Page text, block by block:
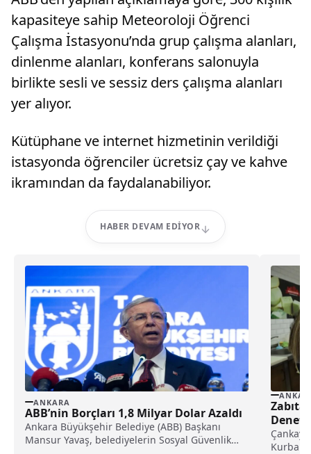
kapasiteye sahip Meteoroloji Öğrenci
Çalışma İstasyonu’nda grup çalışma alanları,
dinlenme alanları, konferans salonuyla
birlikte sesli ve sessiz ders çalışma alanları
yer alıyor.
Kütüphane ve internet hizmetinin verildiği
istasyonda öğrenciler ücretsiz çay ve kahve
ikramından da faydalanabiliyor.
HABER DEVAM EDIYOR
ANKARA
ABB’nin Borçları 1,8 Milyar Dolar Azaldı
Ankara Büyükşehir Belediye (ABB) Başkanı
Mansur Yavaş, belediyelerin Sosyal Güvenlik
Kurban